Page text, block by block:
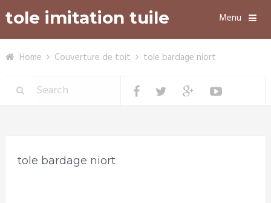
tole imitation tuile Menu
Home Couverture de toit tole bardage niort
tole bardage niort